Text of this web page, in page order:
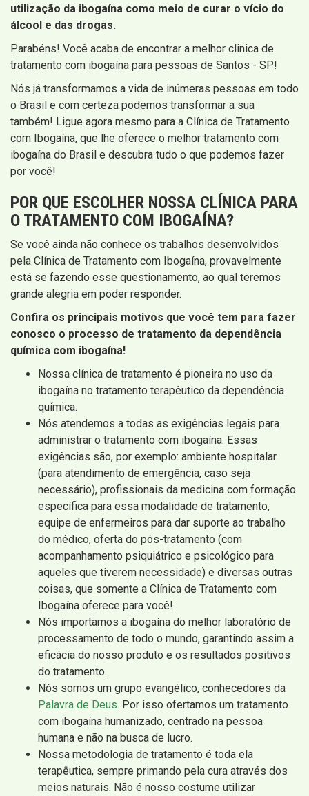
utilização da ibogaína como meio de curar o vício do
álcool e das drogas.
Parabéns! Você acaba de encontrar a melhor clinica de
tratamento com ibogaína para pessoas de Santos - SP!
Nós já transformamos a vida de inúmeras pessoas em todo
o Brasil e com certeza podemos transformar a sua
também! Ligue agora mesmo para a Clínica de Tratamento
com Ibogaína, que lhe oferece o melhor tratamento com
ibogaína do Brasil e descubra tudo o que podemos fazer
por você!
POR QUE ESCOLHER NOSSA CLÍNICA PARA
O TRATAMENTO COM IBOGAÍNA?
Se você ainda não conhece os trabalhos desenvolvidos
pela Clínica de Tratamento com Ibogaína, provavelmente
está se fazendo esse questionamento, ao qual teremos
grande alegria em poder responder.
Confira os principais motivos que você tem para fazer
conosco o processo de tratamento da dependência
química com ibogaína!
Nossa clínica de tratamento é pioneira no uso da
ibogaína no tratamento terapêutico da dependência
química.
Nós atendemos a todas as exigências legais para
administrar o tratamento com ibogaína. Essas
exigências são, por exemplo: ambiente hospitalar
(para atendimento de emergência, caso seja
necessário), profissionais da medicina com formação
específica para essa modalidade de tratamento,
equipe de enfermeiros para dar suporte ao trabalho
do médico, oferta do pós-tratamento (com
acompanhamento psiquiátrico e psicológico para
aqueles que tiverem necessidade) e diversas outras
coisas, que somente a Clínica de Tratamento com
Ibogaína oferece para você!
Nós importamos a ibogaína do melhor laboratório de
processamento de todo o mundo, garantindo assim a
eficácia do nosso produto e os resultados positivos
do tratamento.
Nós somos um grupo evangélico, conhecedores da
Palavra de Deus. Por isso ofertamos um tratamento
com ibogaína humanizado, centrado na pessoa
humana e não na busca de lucro.
Nossa metodologia de tratamento é toda ela
terapêutica, sempre primando pela cura através dos
meios naturais. Não é nosso costume utilizar